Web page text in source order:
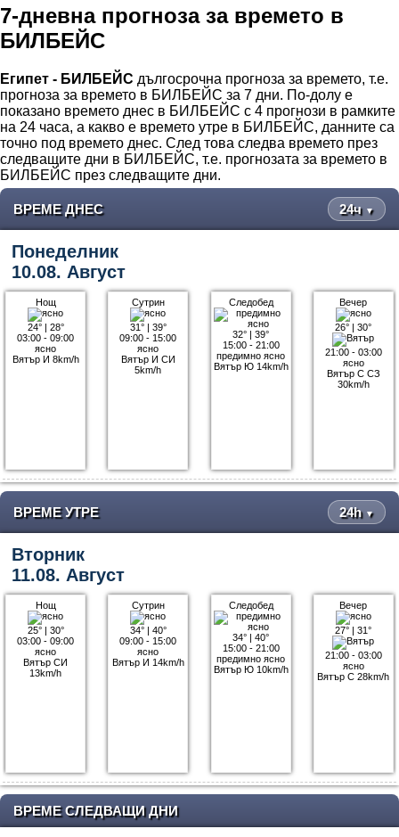
7-дневна прогноза за времето в
БИЛБЕЙС
Египет - БИЛБЕЙС дългосрочна прогноза за времето, т.е.
прогноза за времето в БИЛБЕЙС за 7 дни. По-долу е
показано времето днес в БИЛБЕЙС с 4 прогнози в рамките
на 24 часа, а какво е времето утре в БИЛБЕЙС, данните са
точно под времето днес. След това следва времето през
следващите дни в БИЛБЕЙС, т.е. прогнозата за времето в
БИЛБЕЙС през следващите дни.
ВРЕМЕ ДНЕС 24ч ▼
Понеделник
10.08. Август
Нощ
24°| 28°
03:00 - 09:00
ясно
Вятър И 8km/h
Сутрин
31°| 39°
09:00 - 15:00
ясно
Вятър И СИ
5km/h
Следобед
32° |39°
15:00 - 21:00
предимно ясно
Вятър Ю 14km/h
Вечер
26° |30°
21:00 - 03:00
ясно
Вятър С СЗ
30km/h
ВРЕМЕ УТРЕ 24h ▼
Вторник
11.08. Август
Нощ
25°| 30°
03:00 - 09:00
ясно
Вятър СИ
13km/h
Сутрин
34°| 40°
09:00 - 15:00
ясно
Вятър И 14km/h
Следобед
34° |40°
15:00 - 21:00
предимно ясно
Вятър Ю 10km/h
Вечер
27° |31°
21:00 - 03:00
ясно
Вятър С 28km/h
ВРЕМЕ СЛЕДВАЩИ ДНИ